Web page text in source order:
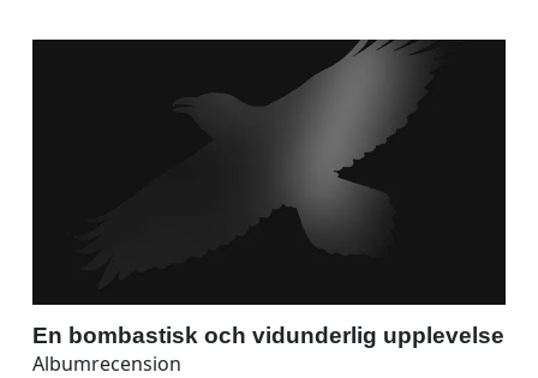
En bombastisk och vidunderlig upplevelse
Albumrecension